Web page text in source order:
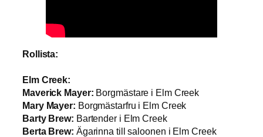
Rollista:
Elm Creek:
Maverick Mayer: Borgmästare i Elm Creek
Mary Mayer: Borgmästarfru i Elm Creek
Barty Brew: Bartender i Elm Creek
Berta Brew: Ägarinna till saloonen i Elm Creek